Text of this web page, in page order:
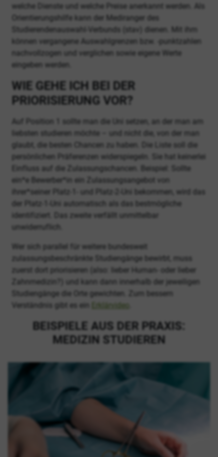
welche Dienste und welche Preise anerkannt werden. Als
Orientierungshilfe kann der Mediranger des
Studierendenauswahl-Verbunds (stav) dienen. Mit ihm
können vergangene Auswahlgrenzen bzw. -punktzahlen
nachvollzogen und verglichen sowie eigene Werte
eingeben werden.
WIE GEHE ICH BEI DER
PRIORISIERUNG VOR?
Auf Position 1 sollte man die Uni setzen, an der man am
liebsten studieren möchte – und nicht die, von der man
glaubt, die besten Chancen zu haben. Die Liste soll die
persönlichen Präferenzen widerspiegeln. Sie hat keinerlei
Einfluss auf die Zulassungschancen. Beispiel: Sollte
ein*e Bewerber*in ein Zulassungsangebot von
ihrer*seiner Platz-1- und Platz-2-Uni bekommen, wird das
der Platz-1-Uni automatisch als das bestmögliche
identifiziert. Das zweite verfällt unmittelbar
unwiderruflich.
Wer sich parallel für weitere bundesweit
zulassungsbeschränkte Studiengänge bewirbt, muss
zuerst dort priorisieren (also: lieber Human- oder lieber
Zahnmedizin?) und kann dann innerhalb der jeweiligen
Studiengänge die Orte gewichten. Zum bessern
Verständnis gibt es ein
Erklärvideo
BEISPIELE AUS DER PRAXIS:
MEDIZIN STUDIEREN